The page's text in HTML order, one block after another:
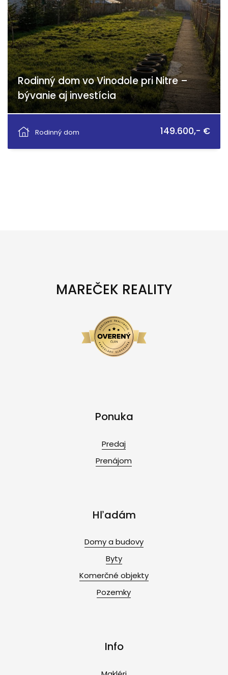
Rodinný dom vo Vinodole pri Nitre –
bývanie aj investícia
Rodinný dom
149.600,- €
MAREČEK REALITY
Ponuka
Predaj
Prenájom
Hľadám
Domy a budovy
Byty
Komerčné objekty
Pozemky
Info